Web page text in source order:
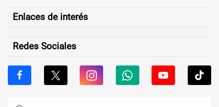
Enlaces de interés
Redes Sociales